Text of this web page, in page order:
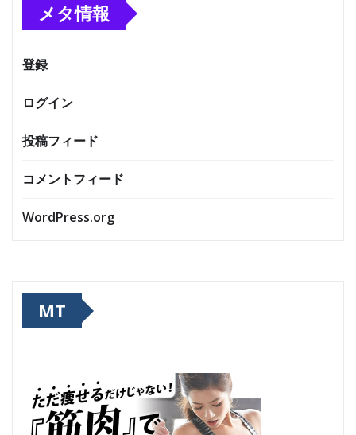
メタ情報
登録
ログイン
投稿フィード
コメントフィード
WordPress.org
MT